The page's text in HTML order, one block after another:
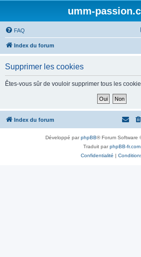
umm-
FAQ
Index du forum
Supprimer les cookies
Êtes-vous sûr de vouloir supprimer tous les
Index du forum
Développé parphpBB® Forum Software
Traduit parphpBB-fr.com
Confidentialité |